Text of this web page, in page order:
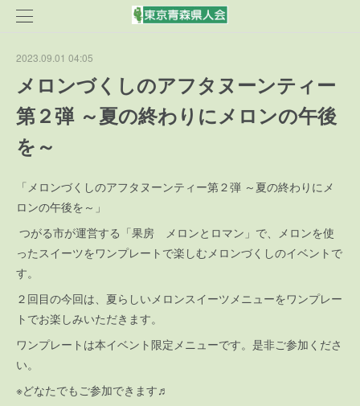
2023.09.01 04:05
メロンづくしのアフタヌーンティー
第２弾 ～夏の終わりにメロンの午後
を～
「メロンづくしのアフタヌーンティー第２弾 ～夏の終わりにメ
ロンの午後を～」
つがる市が運営する「果房 メロンとロマン」で、メロンを使
ったスイーツをワンプレートで楽しむメロンづくしのイベントで
す。
２回目の今回は、夏らしいメロンスイーツメニューをワンプレー
トでお楽しみいただきます。
ワンプレートは本イベント限定メニューです。是非ご参加くださ
い。
※どなたでもご参加できます♬